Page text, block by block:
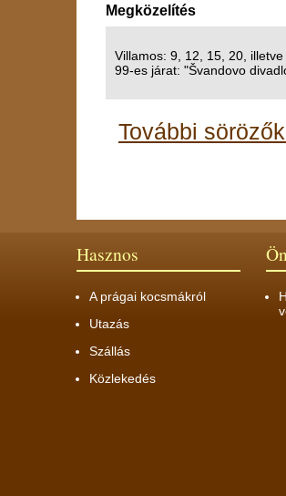
Megközelítés
Villamos: 9, 12, 15, 20,
99-es járat: "Švandovo
További
Hasznos
A prágai kocsmákról
Utazás
Szállás
Közlekedés